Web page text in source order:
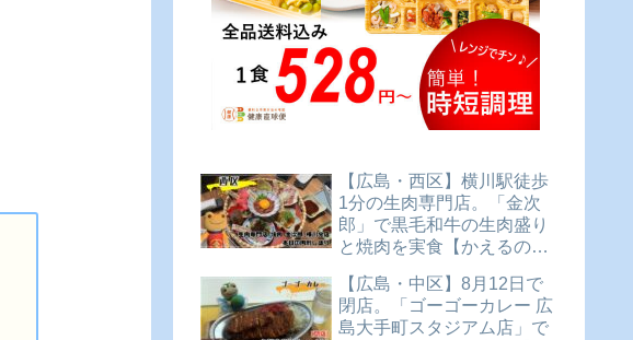
【広島・西区】横川駅徒歩
1分の生肉専門店。「金次
郎」で黒毛和牛の生肉盛り
と焼肉を実食【かえるのピ
【広島・中区】8月12日で
閉店。「ゴーゴーカレー 広
島大手町スタジアム店」で